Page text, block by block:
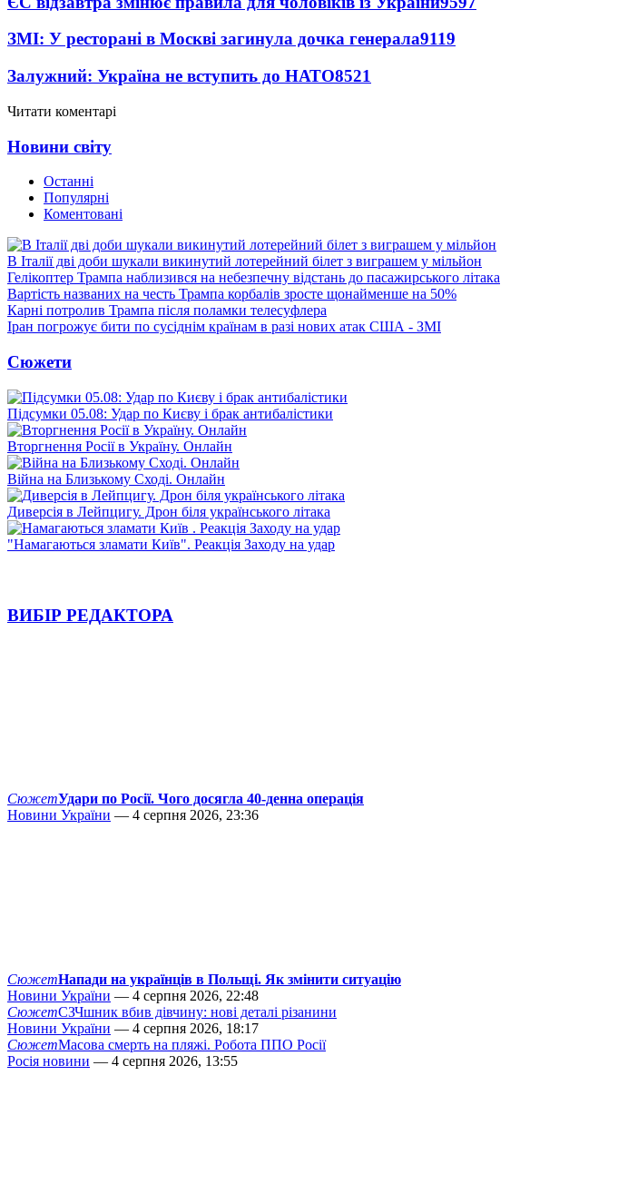
ЗМІ: У ресторані в Москві загинула дочка генерала9119
Залужний: Україна не вступить до НАТО8521
Читати коментарі
Новини світу
Останні
Популярні
Коментовані
В Італії дві доби шукали викинутий лотерейний білет з виграшем у мільйон
Гелікоптер Трампа наблизився на небезпечну відстань до пасажирського літака
Вартість названих на честь Трампа корбалів зросте щонайменше на 50%
Карні потролив Трампа після поламки телесуфлера
Іран погрожує бити по сусіднім країнам в разі нових атак США - ЗМІ
Сюжети
Підсумки 05.08: Удар по Києву і брак антибалістики
Вторгнення Росії в Україну. Онлайн
Війна на Близькому Сході. Онлайн
Диверсія в Лейпцигу. Дрон біля українського літака
"Намагаються зламати Київ". Реакція Заходу на удар
ВИБІР РЕДАКТОРА
СюжетУдари по Росії. Чого досягла 40-денна операція
Новини України — 4 серпня 2026, 23:36
СюжетНапади на українців в Польщі. Як змінити ситуацію
Новини України — 4 серпня 2026, 22:48
СюжетСЗЧшник вбив дівчину: нові деталі різанини
Новини України — 4 серпня 2026, 18:17
СюжетМасова смерть на пляжі. Робота ППО Росії
Росія новини — 4 серпня 2026, 13:55